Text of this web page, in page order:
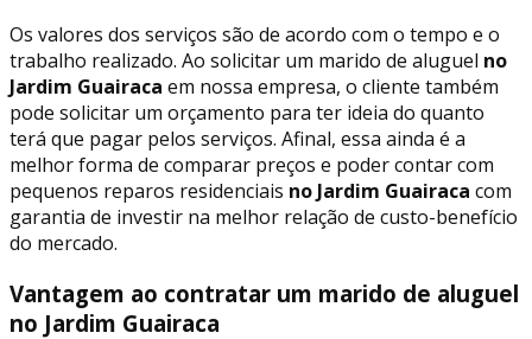
Os valores dos serviços são de acordo com o tempo e o
trabalho realizado. Ao solicitar um marido de aluguel no
Jardim Guairaca em nossa empresa, o cliente também
pode solicitar um orçamento para ter ideia do quanto
terá que pagar pelos serviços. Afinal, essa ainda é a
melhor forma de comparar preços e poder contar com
pequenos reparos residenciais no Jardim Guairaca com
garantia de investir na melhor relação de custo-benefício
do mercado.
Vantagem ao contratar um marido de aluguel
no Jardim Guairaca